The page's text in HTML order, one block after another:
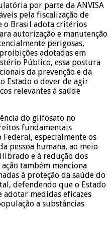
por parte da ANVISA
pela fiscalização de
o Brasil adota critérios
autorização e manutenção
perigosas,
adotadas em
Público, essa postura
da prevenção e da
Estado o dever de agir
relevantes à saúde
do glifosato no
fundamentais
especialmente os
pessoa humana, ao meio
e à redução dos
também menciona
à proteção da saúde do
defendendo que o Estado
medidas eficazes
a substâncias